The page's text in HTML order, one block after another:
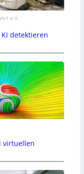
e.V.
detektieren
virtuellen